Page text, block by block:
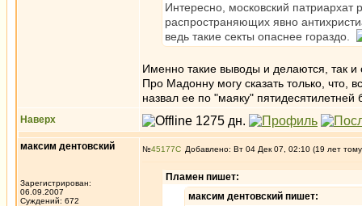
Интересно, московский патриархат
распространяющих явно
ведь такие секты опаснее гораздо.
Именно такие выводы и делаются, так и
Про Мадонну могу сказать только, что,
назвал ее по "маяку" пятидесятилетней
Наверх
максим дентовский
Зарегистрирован:
06.09.2007
Суждений: 672
№45177 Добавлено: Вт 04 Дек 07, 02:10 (19 лет
Пламен пишет:
максим дентовский пишет: